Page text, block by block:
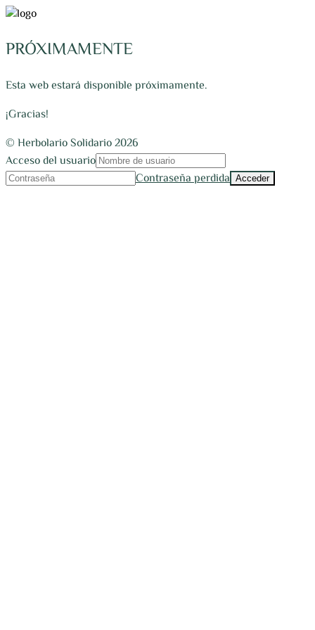
PRÓXIMAMENTE
Esta web estará disponible próximamente.
¡Gracias!
© Herbolario Solidario 2026
Acceso del usuario
Contraseña perdida